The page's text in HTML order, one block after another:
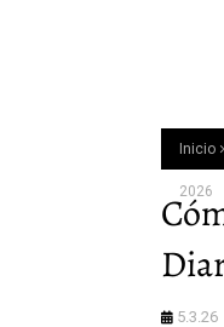
Inicio
2026
5.3.26